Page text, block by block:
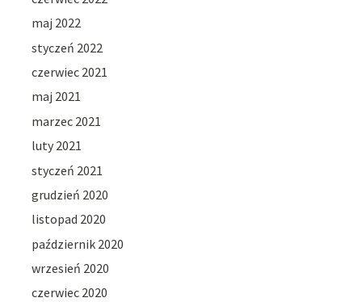
maj 2022
styczeń 2022
czerwiec 2021
maj 2021
marzec 2021
luty 2021
styczeń 2021
grudzień 2020
listopad 2020
październik 2020
wrzesień 2020
czerwiec 2020